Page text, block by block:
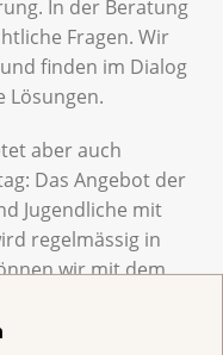
In der Beratung
Fragen. Wir
finden im Dialog
Lösungen.
aber auch
Das Angebot der
Jugendliche mit
regelmässig in
wir mit dem
Und die Seminare